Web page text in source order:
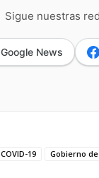
Sigue nuestras
Google News
COVID-19 Gobierno